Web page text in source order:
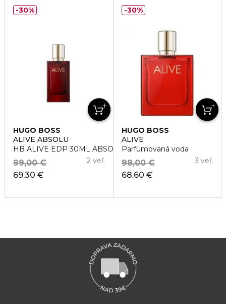
HUGO BOSS
ALIVE ABSOLU
HB ALIVE EDP 30ML ABSOLU
69,30 €
99,00 € 2 veľ.
30%
HUGO BOSS
ALIVE
Parfumovaná voda
68,60 €
98,00 € 3 veľ.
30%